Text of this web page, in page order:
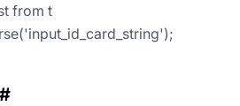
from t